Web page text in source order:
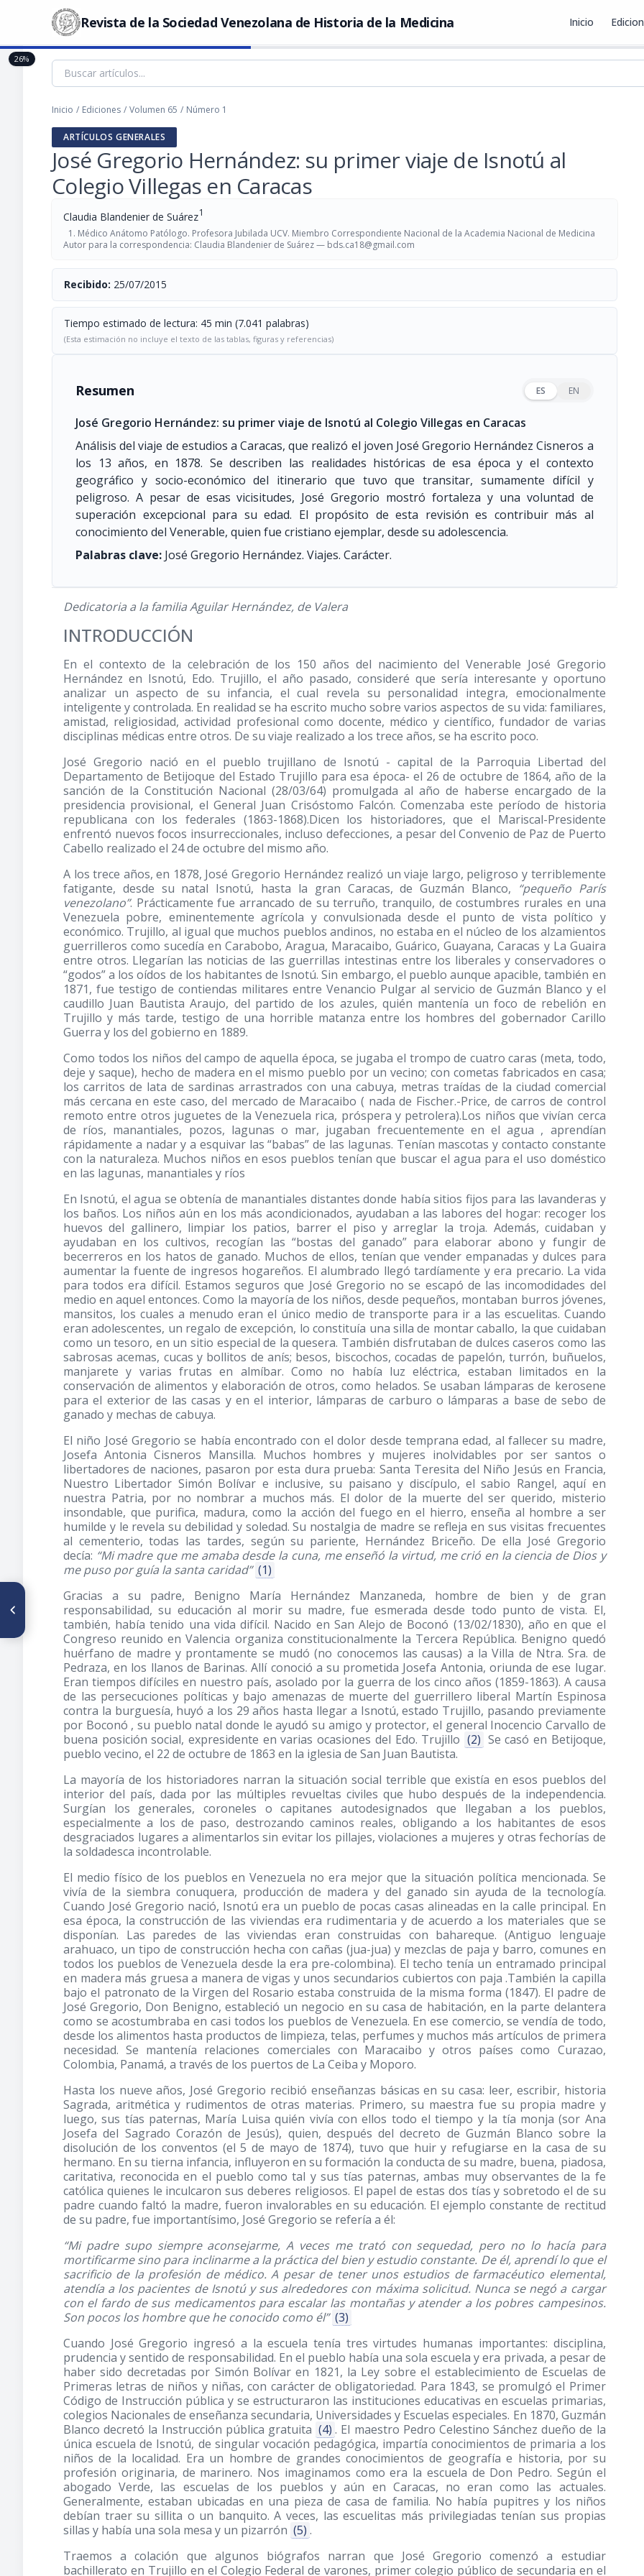
Revista de la Sociedad Venezolana de Historia de la Medicina Inicio
Inicio / Ediciones / Volumen 65 / Número 1
ARTÍCULOS GENERALES
José Gregorio Hernández: su primer viaje de Isnotú al
Colegio Villegas en Caracas
Claudia Blandenier de Suárez1
Médico Anátomo Patólogo. Profesora Jubilada UCV. Miembro Correspondiente Nacional de la Academia Nacional de Medicina
Autor para la correspondencia: Claudia Blandenier de Suárez — bds.ca18@gmail.com
Recibido: 25/07/2015
Tiempo estimado de lectura: 45 min (7.041 palabras)
(Esta estimación no incluye el texto de las tablas, figuras y referencias)
Resumen ES EN
José Gregorio Hernández: su primer viaje de Isnotú al Colegio Villegas en Caracas
Análisis del viaje de estudios a Caracas, que realizó el joven José Gregorio Hernández Cisneros a
los 13 años, en 1878. Se describen las realidades históricas de esa época y el contexto
geográfico y socio-económico del itinerario que tuvo que transitar, sumamente difícil y
peligroso. A pesar de esas vicisitudes, José Gregorio mostró fortaleza y una voluntad de
superación excepcional para su edad. El propósito de esta revisión es contribuir más al
conocimiento del Venerable, quien fue cristiano ejemplar, desde su adolescencia.
Palabras clave: José Gregorio Hernández. Viajes. Carácter.
Dedicatoria a la familia Aguilar Hernández, de Valera
INTRODUCCIÓN
En el contexto de la celebración de los 150 años del nacimiento del Venerable José Gregorio
Hernández en Isnotú, Edo. Trujillo, el año pasado, consideré que sería interesante y oportuno
analizar un aspecto de su infancia, el cual revela su personalidad integra, emocionalmente
inteligente y controlada. En realidad se ha escrito mucho sobre varios aspectos de su vida: familiares,
amistad, religiosidad, actividad profesional como docente, médico y científico, fundador de varias
disciplinas médicas entre otros. De su viaje realizado a los trece años, se ha escrito poco.
José Gregorio nació en el pueblo trujillano de Isnotú - capital de la Parroquia Libertad del
Departamento de Betijoque del Estado Trujillo para esa época- el 26 de octubre de 1864, año de la
sanción de la Constitución Nacional (28/03/64) promulgada al año de haberse encargado de la
presidencia provisional, el General Juan Crisóstomo Falcón. Comenzaba este período de historia
republicana con los federales (1863-1868).Dicen los historiadores, que el Mariscal-Presidente
enfrentó nuevos focos insurreccionales, incluso defecciones, a pesar del Convenio de Paz de Puerto
Cabello realizado el 24 de octubre del mismo año.
A los trece años, en 1878, José Gregorio Hernández realizó un viaje largo, peligroso y terriblemente
fatigante, desde su natal Isnotú, hasta la gran Caracas, de Guzmán Blanco, “pequeño París
venezolano”. Prácticamente fue arrancado de su terruño, tranquilo, de costumbres rurales en una
Venezuela pobre, eminentemente agrícola y convulsionada desde el punto de vista político y
económico. Trujillo, al igual que muchos pueblos andinos, no estaba en el núcleo de los alzamientos
guerrilleros como sucedía en Carabobo, Aragua, Maracaibo, Guárico, Guayana, Caracas y La Guaira
entre otros. Llegarían las noticias de las guerrillas intestinas entre los liberales y conservadores o
“godos” a los oídos de los habitantes de Isnotú. Sin embargo, el pueblo aunque apacible, también en
1871, fue testigo de contiendas militares entre Venancio Pulgar al servicio de Guzmán Blanco y el
caudillo Juan Bautista Araujo, del partido de los azules, quién mantenía un foco de rebelión en
Trujillo y más tarde, testigo de una horrible matanza entre los hombres del gobernador Carillo
Guerra y los del gobierno en 1889.
Como todos los niños del campo de aquella época, se jugaba el trompo de cuatro caras (meta, todo,
deje y saque), hecho de madera en el mismo pueblo por un vecino; con cometas fabricados en casa;
los carritos de lata de sardinas arrastrados con una cabuya, metras traídas de la ciudad comercial
más cercana en este caso, del mercado de Maracaibo ( nada de Fischer.-Price, de carros de control
remoto entre otros juguetes de la Venezuela rica, próspera y petrolera).Los niños que vivían cerca
de ríos, manantiales, pozos, lagunas o mar, jugaban frecuentemente en el agua , aprendían
rápidamente a nadar y a esquivar las “babas” de las lagunas. Tenían mascotas y contacto constante
con la naturaleza. Muchos niños en esos pueblos tenían que buscar el agua para el uso doméstico
en las lagunas, manantiales y ríos
En Isnotú, el agua se obtenía de manantiales distantes donde había sitios fijos para las lavanderas y
los baños. Los niños aún en los más acondicionados, ayudaban a las labores del hogar: recoger los
huevos del gallinero, limpiar los patios, barrer el piso y arreglar la troja. Además, cuidaban y
ayudaban en los cultivos, recogían las “bostas del ganado” para elaborar abono y fungir de
becerreros en los hatos de ganado. Muchos de ellos, tenían que vender empanadas y dulces para
aumentar la fuente de ingresos hogareños. El alumbrado llegó tardíamente y era precario. La vida
para todos era difícil. Estamos seguros que José Gregorio no se escapó de las incomodidades del
medio en aquel entonces. Como la mayoría de los niños, desde pequeños, montaban burros jóvenes,
mansitos, los cuales a menudo eran el único medio de transporte para ir a las escuelitas. Cuando
eran adolescentes, un regalo de excepción, lo constituía una silla de montar caballo, la que cuidaban
como un tesoro, en un sitio especial de la quesera. También disfrutaban de dulces caseros como las
sabrosas acemas, cucas y bollitos de anís; besos, biscochos, cocadas de papelón, turrón, buñuelos,
manjarete y varias frutas en almíbar. Como no había luz eléctrica, estaban limitados en la
conservación de alimentos y elaboración de otros, como helados. Se usaban lámparas de kerosene
para el exterior de las casas y en el interior, lámparas de carburo o lámparas a base de sebo de
ganado y mechas de cabuya.
El niño José Gregorio se había encontrado con el dolor desde temprana edad, al fallecer su madre,
Josefa Antonia Cisneros Mansilla. Muchos hombres y mujeres inolvidables por ser santos o
libertadores de naciones, pasaron por esta dura prueba: Santa Teresita del Niño Jesús en Francia,
Nuestro Libertador Simón Bolívar e inclusive, su paisano y discípulo, el sabio Rangel, aquí en
nuestra Patria, por no nombrar a muchos más. El dolor de la muerte del ser querido, misterio
insondable, que purifica, madura, como la acción del fuego en el hierro, enseña al hombre a ser
humilde y le revela su debilidad y soledad. Su nostalgia de madre se refleja en sus visitas frecuentes
al cementerio, todas las tardes, según su pariente, Hernández Briceño. De ella José Gregorio
decía: “Mi madre que me amaba desde la cuna, me enseñó la virtud, me crió en la ciencia de Dios y
me puso por guía la santa caridad” (1)
Gracias a su padre, Benigno María Hernández Manzaneda, hombre de bien y de gran
responsabilidad, su educación al morir su madre, fue esmerada desde todo punto de vista. El,
también, había tenido una vida difícil. Nacido en San Alejo de Boconó (13/02/1830), año en que el
Congreso reunido en Valencia organiza constitucionalmente la Tercera República. Benigno quedó
huérfano de madre y prontamente se mudó (no conocemos las causas) a la Villa de Ntra. Sra. de
Pedraza, en los llanos de Barinas. Allí conoció a su prometida Josefa Antonia, oriunda de ese lugar.
Eran tiempos difíciles en nuestro país, asolado por la guerra de los cinco años (1859-1863). A causa
de las persecuciones políticas y bajo amenazas de muerte del guerrillero liberal Martín Espinosa
contra la burguesía, huyó a los 29 años hasta llegar a Isnotú, estado Trujillo, pasando previamente
por Boconó , su pueblo natal donde le ayudó su amigo y protector, el general Inocencio Carvallo de
buena posición social, expresidente en varias ocasiones del Edo. Trujillo (2) Se casó en Betijoque,
pueblo vecino, el 22 de octubre de 1863 en la iglesia de San Juan Bautista.
La mayoría de los historiadores narran la situación social terrible que existía en esos pueblos del
interior del país, dada por las múltiples revueltas civiles que hubo después de la independencia.
Surgían los generales, coroneles o capitanes autodesignados que llegaban a los pueblos,
especialmente a los de paso, destrozando caminos reales, obligando a los habitantes de esos
desgraciados lugares a alimentarlos sin evitar los pillajes, violaciones a mujeres y otras fechorías de
la soldadesca incontrolable.
El medio físico de los pueblos en Venezuela no era mejor que la situación política mencionada. Se
vivía de la siembra conuquera, producción de madera y del ganado sin ayuda de la tecnología.
Cuando José Gregorio nació, Isnotú era un pueblo de pocas casas alineadas en la calle principal. En
esa época, la construcción de las viviendas era rudimentaria y de acuerdo a los materiales que se
disponían. Las paredes de las viviendas eran construidas con bahareque. (Antiguo lenguaje
arahuaco, un tipo de construcción hecha con cañas (jua-jua) y mezclas de paja y barro, comunes en
todos los pueblos de Venezuela desde la era pre-colombina). El techo tenía un entramado principal
en madera más gruesa a manera de vigas y unos secundarios cubiertos con paja .También la capilla
bajo el patronato de la Virgen del Rosario estaba construida de la misma forma (1847). El padre de
José Gregorio, Don Benigno, estableció un negocio en su casa de habitación, en la parte delantera
como se acostumbraba en casi todos los pueblos de Venezuela. En ese comercio, se vendía de todo,
desde los alimentos hasta productos de limpieza, telas, perfumes y muchos más artículos de primera
necesidad. Se mantenía relaciones comerciales con Maracaibo y otros países como Curazao,
Colombia, Panamá, a través de los puertos de La Ceiba y Moporo.
Hasta los nueve años, José Gregorio recibió enseñanzas básicas en su casa: leer, escribir, historia
Sagrada, aritmética y rudimentos de otras materias. Primero, su maestra fue su propia madre y
luego, sus tías paternas, María Luisa quién vivía con ellos todo el tiempo y la tía monja (sor Ana
Josefa del Sagrado Corazón de Jesús), quien, después del decreto de Guzmán Blanco sobre la
disolución de los conventos (el 5 de mayo de 1874), tuvo que huir y refugiarse en la casa de su
hermano. En su tierna infancia, influyeron en su formación la conducta de su madre, buena, piadosa,
caritativa, reconocida en el pueblo como tal y sus tías paternas, ambas muy observantes de la fe
católica quienes le inculcaron sus deberes religiosos. El papel de estas dos tías y sobretodo el de su
padre cuando faltó la madre, fueron invalorables en su educación. El ejemplo constante de rectitud
de su padre, fue importantísimo, José Gregorio se refería a él:
“Mi padre supo siempre aconsejarme, A veces me trató con sequedad, pero no lo hacía para
mortificarme sino para inclinarme a la práctica del bien y estudio constante. De él, aprendí lo que el
sacrificio de la profesión de médico. A pesar de tener unos estudios de farmacéutico elemental,
atendía a los pacientes de Isnotú y sus alrededores con máxima solicitud. Nunca se negó a cargar
con el fardo de sus medicamentos para escalar las montañas y atender a los pobres campesinos.
Son pocos los hombre que he conocido como él” (3)
Cuando José Gregorio ingresó a la escuela tenía tres virtudes humanas importantes: disciplina,
prudencia y sentido de responsabilidad. En el pueblo había una sola escuela y era privada, a pesar de
haber sido decretadas por Simón Bolívar en 1821, la Ley sobre el establecimiento de Escuelas de
Primeras letras de niños y niñas, con carácter de obligatoriedad. Para 1843, se promulgó el Primer
Código de Instrucción pública y se estructuraron las instituciones educativas en escuelas primarias,
colegios Nacionales de enseñanza secundaria, Universidades y Escuelas especiales. En 1870, Guzmán
Blanco decretó la Instrucción pública gratuita (4) . El maestro Pedro Celestino Sánchez dueño de la
única escuela de Isnotú, de singular vocación pedagógica, impartía conocimientos de primaria a los
niños de la localidad. Era un hombre de grandes conocimientos de geografía e historia, por su
profesión originaria, de marinero. Nos imaginamos como era la escuela de Don Pedro. Según el
abogado Verde, las escuelas de los pueblos y aún en Caracas, no eran como las actuales.
Generalmente, estaban ubicadas en una pieza de casa de familia. No había pupitres y los niños
debían traer su sillita o un banquito. A veces, las escuelitas más privilegiadas tenían sus propias
sillas y había una sola mesa y un pizarrón (5) .
Traemos a colación que algunos biógrafos narran que José Gregorio comenzó a estudiar
bachillerato en Trujillo en el Colegio Federal de varones, primer colegio público de secundaria en el
26%
ARTÍCULO ANTERIOR
José Izquierdo (1887-1975)
Profesor de Anatomía
humana, Médico cirujano,
artista plástico y escritor